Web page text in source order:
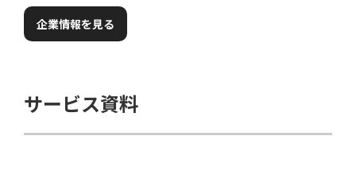
企業情報を見る
サービス資料